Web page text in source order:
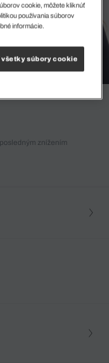
znížením
cookie, môžete kliknúť
používania súborov
informácie.
všetky súbory cookie